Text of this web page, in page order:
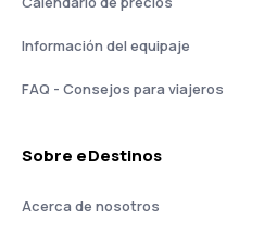
Información del equipaje
FAQ - Consejos para viajeros
Sobre eDestinos
Acerca de nosotros